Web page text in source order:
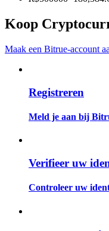
Geniet van
Big data-analyse
Koop
Maak een Bitrue-account
Registreren
Meld je aan bij
Verifieer uw
Controleer uw